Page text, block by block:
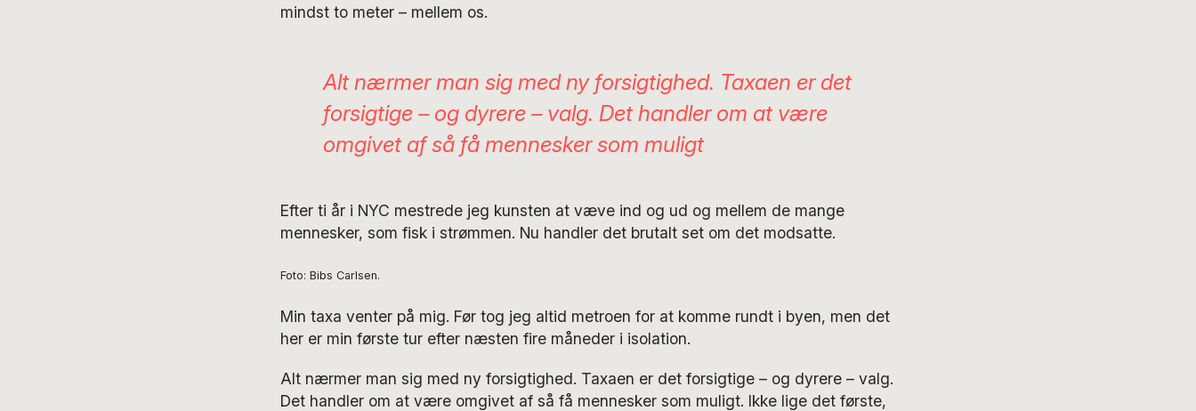
mindst to meter – mellem os.
Alt nærmer man sig med ny forsigtighed. Taxaen er det
forsigtige – og dyrere – valg. Det handler om at være
omgivet af så få mennesker som muligt
Efter ti år i NYC mestrede jeg kunsten at væve ind og ud og mellem de mange
mennesker, som fisk i strømmen. Nu handler det brutalt set om det modsatte.
Foto: Bibs Carlsen.
Min taxa venter på mig. Før tog jeg altid metroen for at komme rundt i byen, men det
her er min første tur efter næsten fire måneder i isolation.
Alt nærmer man sig med ny forsigtighed. Taxaen er det forsigtige – og dyrere – valg.
Det handler om at være omgivet af så få mennesker som muligt. Ikke lige det første,